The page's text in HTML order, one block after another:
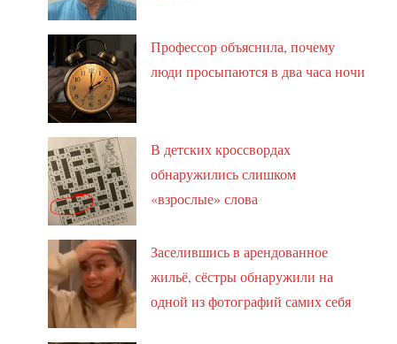
Профессор объяснила, почему
люди просыпаются в два часа ночи
В детских кроссвордах
обнаружились слишком
«взрослые» слова
Заселившись в арендованное
жильё, сёстры обнаружили на
одной из фотографий самих себя